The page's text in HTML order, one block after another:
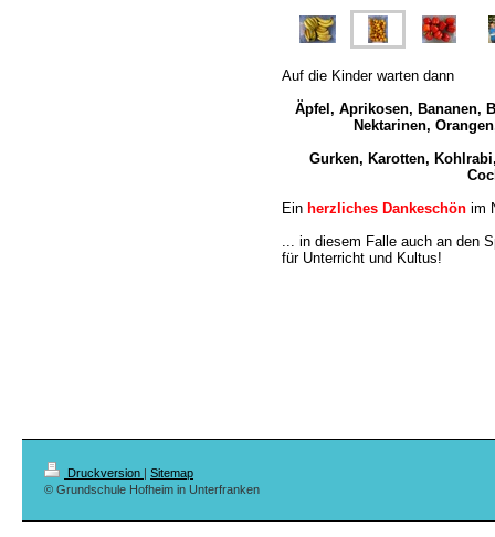
Auf die Kinder warten dann
Äpfel, Aprikosen, Bananen,
Nektarinen,
Gurken, Karotten,
Ein herzliches Dankeschön im
... in diesem Falle auch an den
für Unterricht und Kultus!
Druckversion | Sitemap
© Grundschule Hofheim in Unterfranken